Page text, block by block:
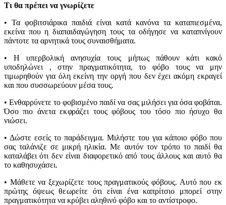
Τι θα πρέπει να γνωρίζετε
• Τα φοβιτσιάρικα παιδιά είναι κατά κανόνα τα καταπιεσμένα,
εκείνα που η διαπαιδαγώγηση τους τα οδήγησε να καταπνίγουν
πάντοτε τα αρνητικά τους συναισθήματα.
• Η υπερβολική ανησυχία τους μήπως πάθουν κάτι κακό
υποδηλώνει , στην πραγματικότητα, το φόβο τους να μην
τιμωρηθούν για όλη εκείνη την οργή που δεν έχει ακόμη εκραγεί
και που συσσωρεύουν μέσα τους.
• Ενθαρρύνετε το φοβισμένο παιδί να σας μιλήσει για όσα φοβάται.
Όσο πιο άνετα εκφράζει τους φόβους του τόσο πιο ήσυχο θα
νιώσει.
• Δώστε εσείς το παράδειγμα. Μιλήστε του για κάποιο φόβο που
σας ταλάνιζε σε μικρή ηλικία. Με αυτόν τον τρόπο το παιδί θα
καταλάβει ότι δεν είναι διαφορετικό από τους άλλους και αυτό θα
το καθησυχάσει.
• Μάθετε να ξεχωρίζετε τους πραγματικούς φόβους. Αυτό που εκ
πρώτης όψεως θεωρείτε ότι είναι ένα καπρίτσιο μπορεί στην
πραγματικότητα να κρύβει αληθινό φόβο και το αντίστροφο.